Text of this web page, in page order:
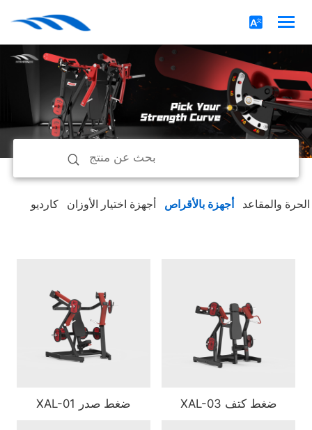
كارديو أجهزة اختيار الأوزان أجهزة بالأقراص الحرة والمقاعد
XAL-01 ضغط صدر XAL-03 ضغط كتف